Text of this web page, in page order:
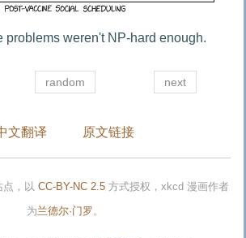
problems weren't NP-hard enough.
next
random
文翻译 原文链接
点，以 CC-BY-NC 2.5 方式授权，xkcd 漫画作者
为兰德尔·门罗。